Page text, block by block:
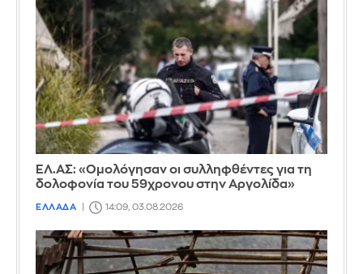
ΕΛ.ΑΣ: «Ομολόγησαν οι συλληφθέντες για τη
δολοφονία του 59χρονου στην Αργολίδα»
ΕΛΛΑΔΑ 14:09, 03.08.2026